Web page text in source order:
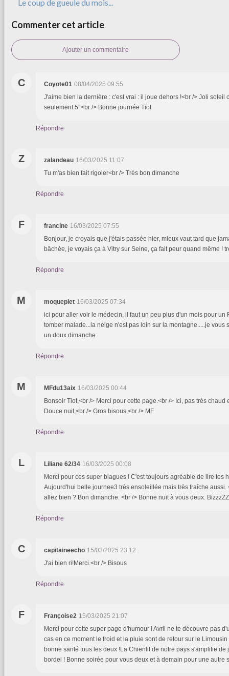
Le coup de gueule du mois...
Commenter cet article
Ajouter un commentaire
C Coyote01 08/04/2025 09:55
J'aime bien la dernière : c'est vrai : il joue dehors !<br /> Joli soleil
seulement 5°<br /> Bonne journée Tiot
Répondre
Z zalandeau 16/03/2025 11:07
Tu m'as bien fait rigoler<br /> Très bon dimanche
Répondre
F francine 16/03/2025 07:55
Bonjour, je croyais que j'étais passée hier, mieux vaut tard que
bâchée, je voyais ça à Vitry sur Seine, ça fait peur quand même !
Répondre
M moqueplet 16/03/2025 07:34
ici pour aller voir le médecin, il faut un peu plus d'un mois pour un
tomber malade...la neige n'est pas loin sur la montagne.....je vous
un doux dimanche
Répondre
M MFdu13aix 16/03/2025 00:44
Bonsoir Tiot,<br /> Merci pour cette page.<br /> Ici, pas très chaud
Douce nuit,<br /> Gros bisous,<br /> MF
Répondre
L Liliane 62/34 16/03/2025 00:08
Merci pour ces super blagues ! C'est toujours agréable de lire tes
Aujourd'hui belle journee3 très ensoleillée mais très fraîche aussi.
allez bien ? Bon dimanche. <br /> Bonne nuit à vous deux.
Répondre
C capitaineecho 15/03/2025 23:12
J'ai bien ri!Merci.<br /> Bisous
Répondre
F Françoise2 15/03/2025 21:07
Merci pour cette super page d'humour ! Avril ne te découvre pas
cas en ce moment le froid et la pluie sont de retour sur le
bonne santé tous les deux !La Chienlit de notre pays s'amplifie de
bordel ! Bonne soirée pour vous deux et à demain pour une autre